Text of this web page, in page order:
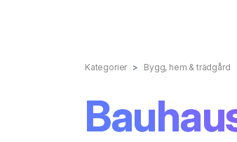
Kategorier Bygg, hem & trädgård